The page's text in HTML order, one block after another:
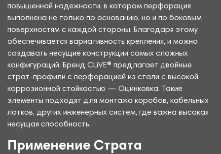
повышенной надежности, в котором перфорация
выполнена не только по основанию, но и по боковым
поверхностям с каждой стороны. Благодаря этому
обеспечивается вариативность крепления, и можно
создавать несущие конструкции самых сложных
конфигураций. Бренд CLiVE® предлагает двойные
страт-профили с перфорацией из стали с высокой
коррозионной стойкостью — Оцинковка. Такие
элементы подходят для монтажа коробов, кабельных
лотков, других инженерных систем, где важна высокая
несущая способность.
Применение Страта